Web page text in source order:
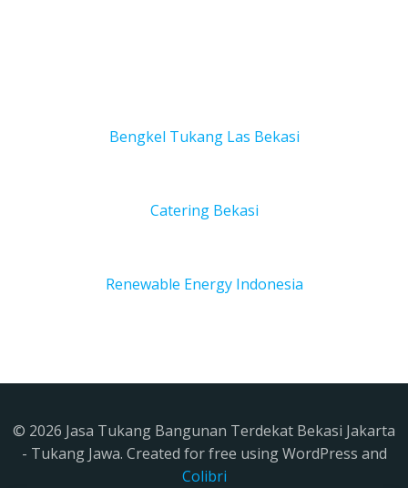
Bengkel Tukang Las Bekasi
Catering Bekasi
Renewable Energy Indonesia
© 2026 Jasa Tukang Bangunan Terdekat Bekasi Jakarta
- Tukang Jawa. Created for free using WordPress and
Colibri